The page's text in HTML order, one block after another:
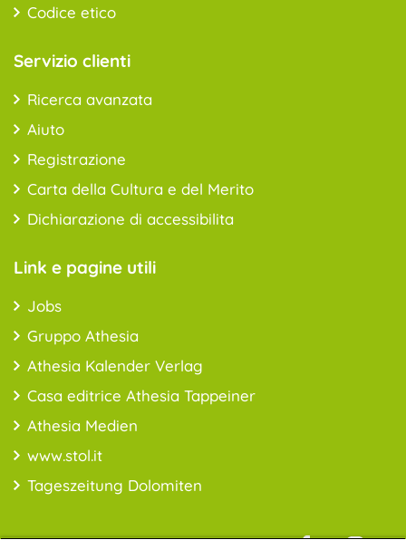
Codice etico
Servizio clienti
Ricerca avanzata
Aiuto
Registrazione
Carta della Cultura e del Merito
Dichiarazione di accessibilita
Link e pagine utili
Jobs
Gruppo Athesia
Athesia Kalender Verlag
Casa editrice Athesia Tappeiner
Athesia Medien
www.stol.it
Tageszeitung Dolomiten